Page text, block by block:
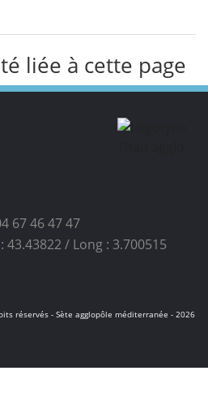
liée à cette page
67 46 47 47
43.43822 / Long : 3.700515
réservés - Sète agglopôle méditerranée - 2026